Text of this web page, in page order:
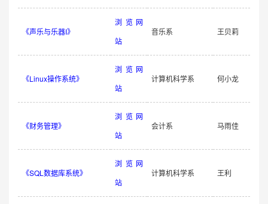
《声乐与乐器I》
浏览网
站
音乐系 王贝莉
《Linux操作系统》
浏览网
站
计算机科学系 何小龙
《财务管理》
浏览网
站
会计系 马雨佳
《SQL数据库系统》
浏览网
站
计算机科学系 王利